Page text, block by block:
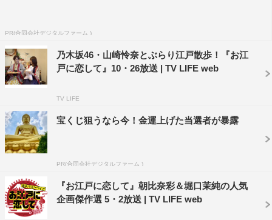
何問正解できるのか。
番組情報
PR(合同会社デジタルファーム )
乃木坂46・山崎怜奈とぶらり江戸散歩！『お江
戸に恋して』10・26放送 | TV LIFE web
TV LIFE
宝くじ狙うなら今！金運上げた当選者が暴露
PR(合同会社デジタルファーム )
『お江戸に恋して』朝比奈彩＆堀口茉純の人気
企画傑作選 5・2放送 | TV LIFE web